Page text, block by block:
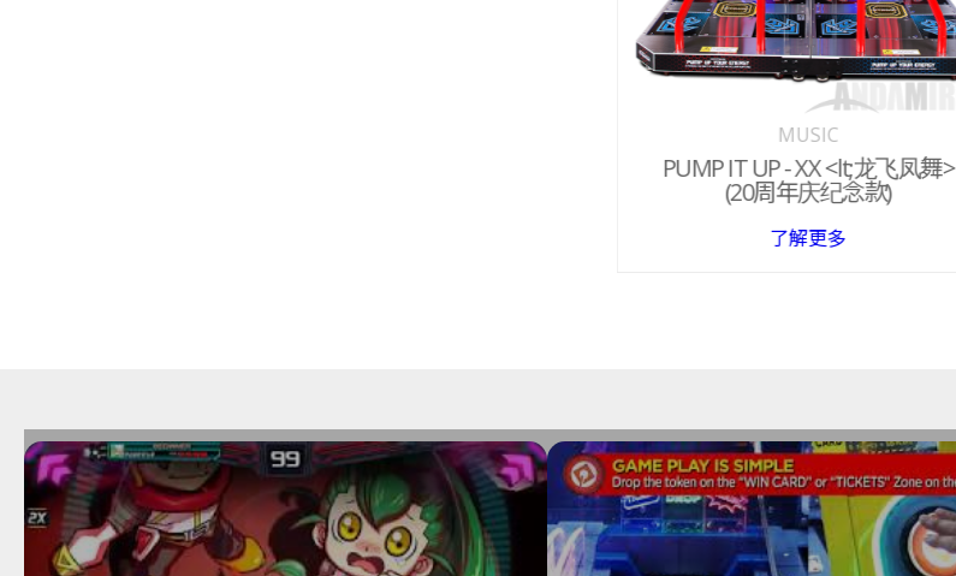
MUSIC
PUMP IT UP - XX <lt;龙飞凤舞>
(20周年庆纪念款)
了解更多